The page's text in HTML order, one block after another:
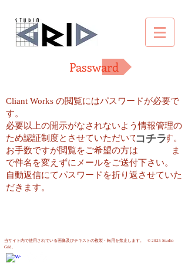
Passward
Cliant Works の閲覧にはパスワードが必要で
す。
必要以上の開示がなされないよう情報管理の
ため認証制度とさせていただいております。
お手数ですが閲覧をご希望の方は ま
で件名を変えずにメールをご送付下さい。
自動返信にてパスワードを折り返させていた
だきます。
コチラ
当サイト内で使用されている画像及びテキストの複製・転用を禁止します。 © 2025 Studio
Grid,